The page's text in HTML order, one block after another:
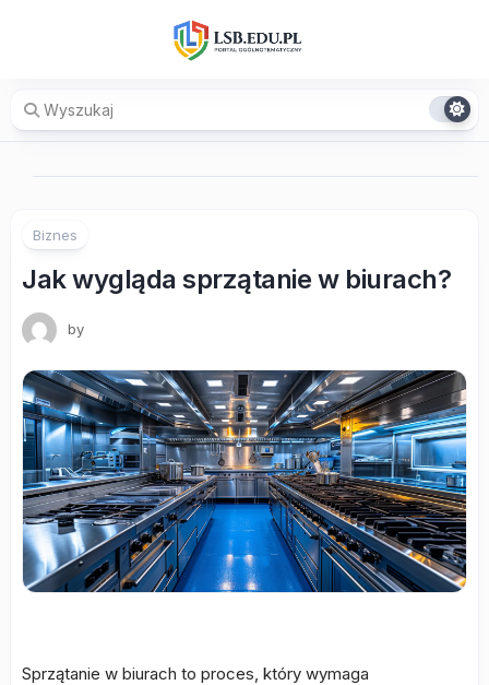
Biznes
Jak wygląda sprzątanie w biurach?
by
Sprzątanie w biurach to proces, który wymaga